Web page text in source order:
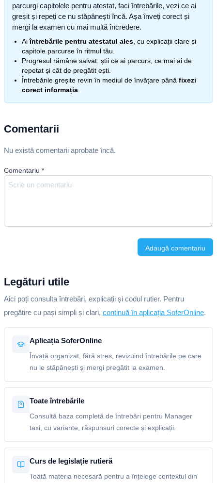
parcurgi capitolele pentru atestat, faci întrebările, vezi ce ai
greșit și repeți ce nu stăpânești încă. Așa înveți corect și
mergi la examen cu mai multă încredere.
Aiîntrebările pentru atestatul ales , cu explicații clare și
capitole parcurse în ritmul tău.
Progresul rămâne salvat: știi ce ai parcurs, ce mai ai de
repetat și cât de pregătit ești.
Întrebările greșite revin în mediul de învățare până fixezi
corect informația
Comentarii
Nu există comentarii aprobate încă.
Comentariu *
Adaugă comentariu
Legături utile
Aici poți consulta întrebări, explicații și codul rutier. Pentru
pregătire cu pași simpli și clari, continuă în aplicația SoferOnline.
Aplicația SoferOnline
Învață organizat, fără stres, revizuind întrebările pe care
nu le stăpânești și mergi pregătit la examen.
Toate întrebările
Consultă baza completă de întrebări pentru Manager
taxi, cu variante, răspunsuri corecte și explicații.
Curs de legislație rutieră
Toată materia necesară pentru a înțelege contextul din